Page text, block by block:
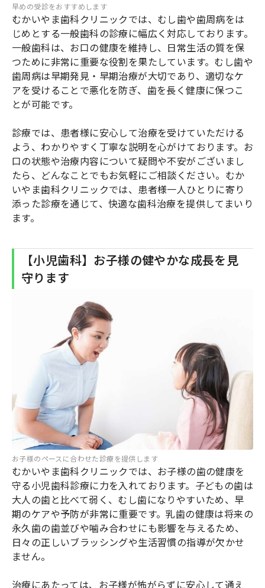
早めの受診をおすすめします
むかいやま歯科クリニックでは、むし歯や歯周病をは
じめとする一般歯科の診療に幅広く対応しております。
一般歯科は、お口の健康を維持し、日常生活の質を保
つために非常に重要な役割を果たしています。むし歯や
歯周病は早期発見・早期治療が大切であり、適切なケ
アを受けることで悪化を防ぎ、歯を長く健康に保つこ
とが可能です。
診療では、患者様に安心して治療を受けていただける
よう、わかりやすく丁寧な説明を心がけております。お
口の状態や治療内容について疑問や不安がございまし
たら、どんなことでもお気軽にご相談ください。むか
いやま歯科クリニックでは、患者様一人ひとりに寄り
添った診療を通じて、快適な歯科治療を提供してまいり
ます。
【小児歯科】お子様の健やかな成長を見
守ります
お子様のペースに合わせた診療を提供します
むかいやま歯科クリニックでは、お子様の歯の健康を
守る小児歯科診療に力を入れております。子どもの歯は
大人の歯と比べて弱く、むし歯になりやすいため、早
期のケアや予防が非常に重要です。乳歯の健康は将来の
永久歯の歯並びや噛み合わせにも影響を与えるため、
日々の正しいブラッシングや生活習慣の指導が欠かせ
ません。
治療にあたっては、お子様が怖がらずに安心して通え